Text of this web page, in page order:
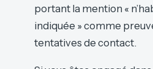
portant la mention «
indiquée » comme
tentatives de contact.